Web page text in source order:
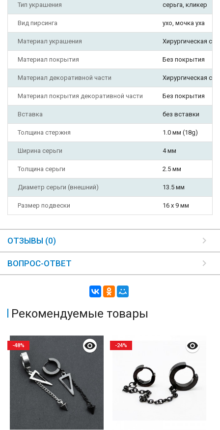
Тип украшения серьга, кликер
Вид пирсинга ухо, мочка уха
Материал украшения Хирургическая
Материал покрытия Без покрытия
Материал декоративной части Хирургическая
Материал покрытия декоративной части Без покрытия
Вставка без вставки
Толщина стержня 1.0 мм (18g)
Ширина серьги 4 мм
Толщина серьги 2.5 мм
Диаметр серьги (внешний) 13.5 мм
Размер подвески 16 х 9 мм
ОТЗЫВЫ (0)
ВОПРОС-ОТВЕТ
Рекомендуемые товары
-48% -24%